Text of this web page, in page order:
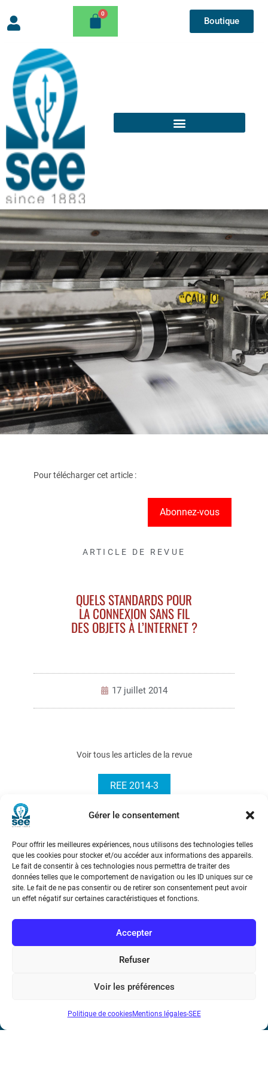
Gérer le consentement
Pour offrir les meilleures expériences, nous utilisons des technologies telles
que les cookies pour stocker et/ou accéder aux informations des appareils.
Le fait de consentir à ces technologies nous permettra de traiter des
données telles que le comportement de navigation ou les ID uniques sur ce
site. Le fait de ne pas consentir ou de retirer son consentement peut avoir
un effet négatif sur certaines caractéristiques et fonctions.
Accepter
Refuser
Voir les préférences
Politique de cookiesMentions légales-SEE
Boutique
Pour télécharger cet article :
Abonnez-vous
ARTICLE DE REVUE
QUELS STANDARDS POUR
LA CONNEXION SANS FIL
DES OBJETS À L’INTERNET ?
17 juillet 2014
Voir tous les articles de la revue
REE 2014-3
Société de l’Electricité, de l’Electronique et des Technologies
17 rue de l’Amiral Hamelin75116 Paris
Métro : « Boissière » Ligne 6 et « Iéna » Ligne 9
Téléphone : (+33) 1 56 90 37 17
N° de SIREN : 785 393 232, Code APE : 9412Z TVA intra-